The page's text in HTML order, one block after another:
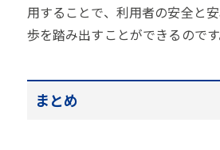
用することで、利用者の安全と
歩を踏み出すことができるのです
まとめ